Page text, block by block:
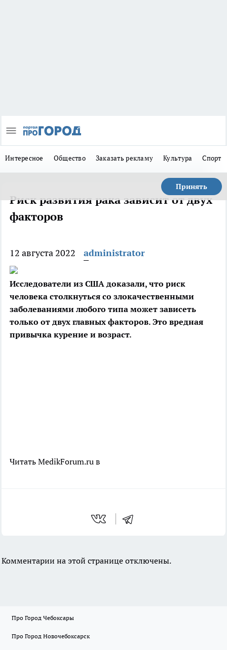
Интересное Общество Заказать рекламу Культура Спорт
Принять
Риск развития рака зависит от двух
факторов
12 августа 2022 administrator
Исследователи из США доказали, что риск
человека столкнуться со злокачественными
заболеваниями любого типа может зависеть
только от двух главных факторов. Это вредная
привычка курение и возраст.
Читать MedikForum.ru в
Комментарии на этой странице отключены.
Про Город Чебоксары
Про Город Новочебоксарск